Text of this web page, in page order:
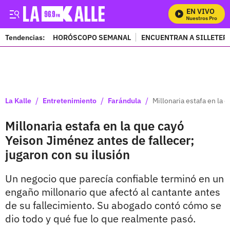
EN VIVO
Mira Todos Nuestros
Tendencias: HORÓSCOPO SEMANAL ENCUENTRAN A
La Kalle / Entretenimiento / Farándula / Millonaria estafa en la
Millonaria estafa en la que cayó
Yeison Jiménez antes de fallecer;
jugaron con su ilusión
Un negocio que parecía confiable terminó en un
engaño millonario que afectó al cantante antes
de su fallecimiento. Su abogado contó cómo se
dio todo y qué fue lo que realmente pasó.